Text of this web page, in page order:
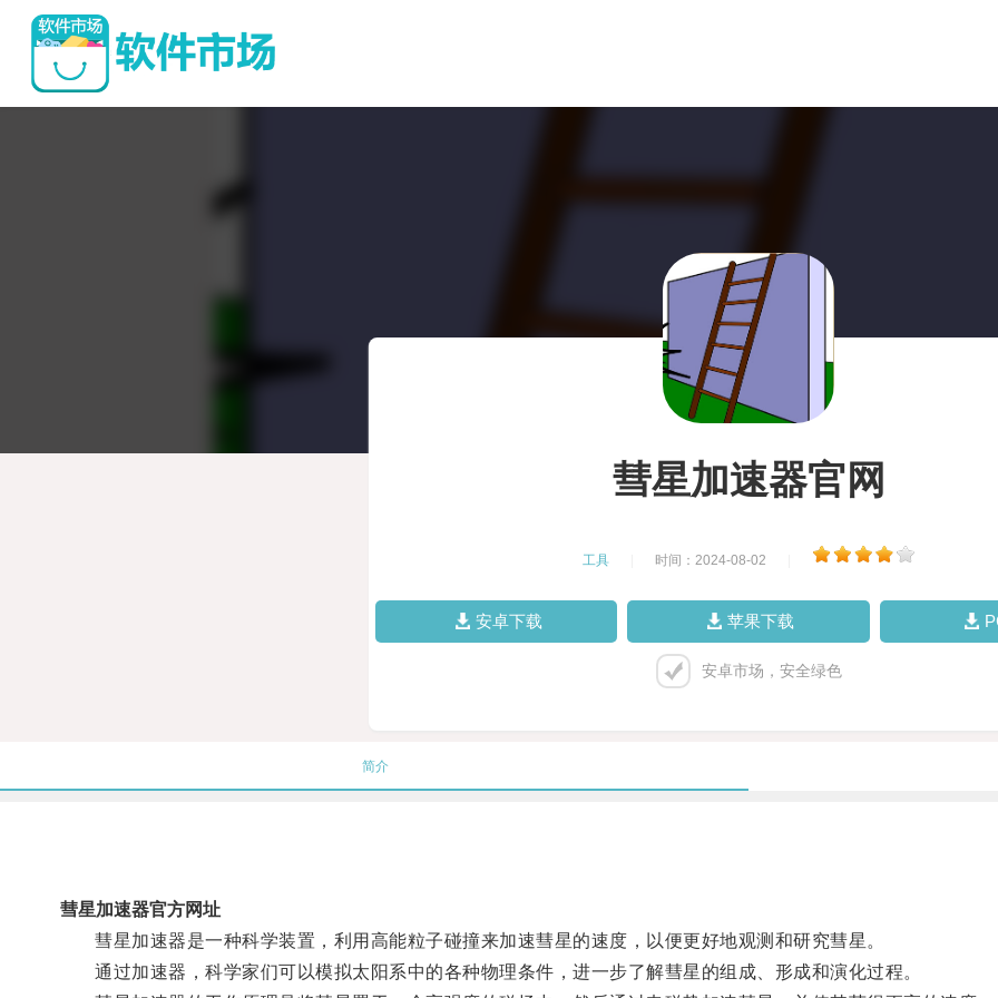
彗星加速器官网
工具 时间：2024-08-02
安卓下载 苹果下载
安卓市场，安全绿色
简介
彗星加速器官方网址
彗星加速器是一种科学装置，利用高能粒子碰撞来加速彗星的速度，以便更好地观测和研究彗星。
通过加速器，科学家们可以模拟太阳系中的各种物理条件，进一步了解彗星的组成、形成和演化过程。